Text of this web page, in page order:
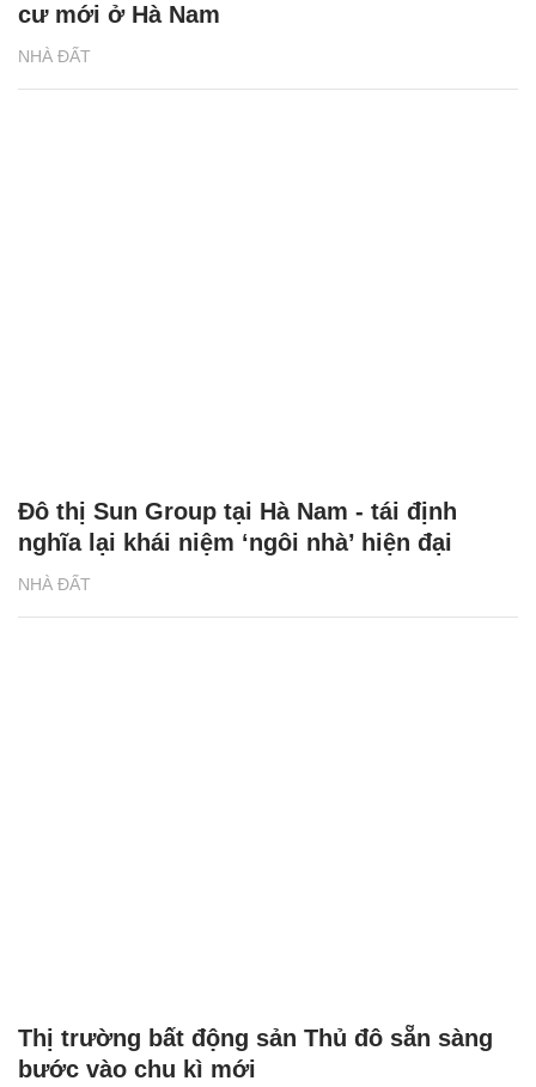
NHÀ ĐẤT
cư mới ở Hà Nam
NHÀ ĐẤT
Đô thị Sun Group tại Hà Nam - tái định
nghĩa lại khái niệm ‘ngôi nhà’ hiện đại
Thị trường bất động sản Thủ đô sẵn sàng
bước vào chu kì mới